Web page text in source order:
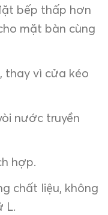
bếp thấp hơn
mặt bàn cùng
thay vì cửa kéo
nước truyền
hợp.
chất liệu, không
L.